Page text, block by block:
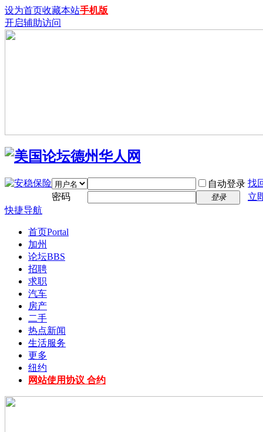
设为首页收藏本站手机版
开启辅助访问
自动登录 找
密码
登录
立
快捷导航
首页Portal
加州
论坛BBS
招聘
求职
汽车
房产
二手
热点新闻
生活服务
更多
纽约
网站使用协议 合约